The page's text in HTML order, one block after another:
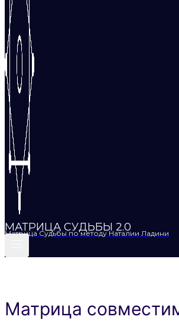
МАТРИЦА СУДЬБЫ 2.0
Матрица Судьбы по методу Наталии Ладини
Матрица